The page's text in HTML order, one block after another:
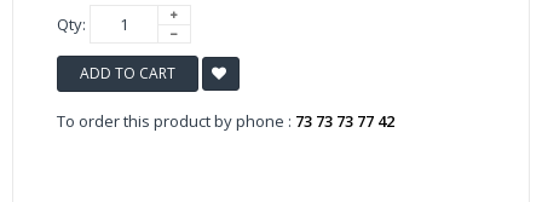
Qty:
ADD TO CART
To order this product by phone : 73 73 73 77 42